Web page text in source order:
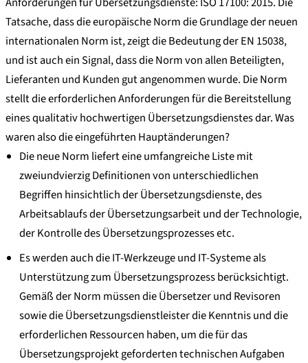
Tatsache, dass die europäische Norm die Grundlage der neuen
internationalen Norm ist, zeigt die Bedeutung der EN 15038,
und ist auch ein Signal, dass die Norm von allen Beteiligten,
Lieferanten und Kunden gut angenommen wurde. Die Norm
stellt die erforderlichen Anforderungen für die Bereitstellung
eines qualitativ hochwertigen Übersetzungsdienstes dar. Was
waren also die eingeführten Hauptänderungen?
Die neue Norm liefert eine umfangreiche Liste mit
zweiundvierzig Definitionen von unterschiedlichen
Begriffen hinsichtlich der Übersetzungsdienste, des
Arbeitsablaufs der Übersetzungsarbeit und der Technologie,
der Kontrolle des Übersetzungsprozesses etc.
Es werden auch die IT-Werkzeuge und IT-Systeme als
Unterstützung zum Übersetzungsprozess berücksichtigt.
Gemäß der Norm müssen die Übersetzer und Revisoren
sowie die Übersetzungsdienstleister die Kenntnis und die
erforderlichen Ressourcen haben, um die für das
Übersetzungsprojekt geforderten technischen Aufgaben